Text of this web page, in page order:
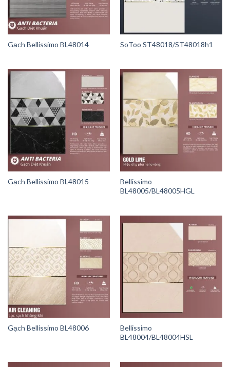
Gạch Bellissimo BL48014 SoToo ST48018/ST48018h1
Gạch Bellissimo BL48015
Bellissimo
BL48005/BL48005HGL
Gạch Bellissimo BL48006
Bellissimo
BL48004/BL48004HSL